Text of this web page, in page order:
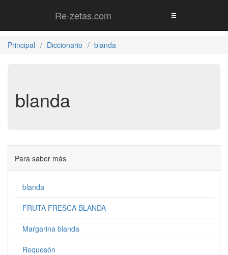
Re-zetas.com
Principal Diccionario blanda
blanda
Para saber más
blanda
FRUTA FRESCA BLANDA
Margarina blanda
Requesón